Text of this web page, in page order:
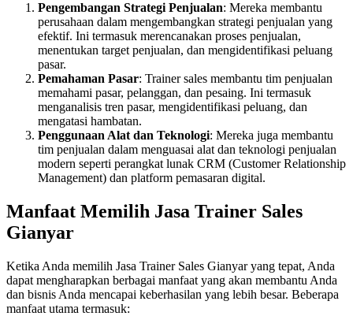
Pengembangan Strategi Penjualan: Mereka membantu
perusahaan dalam mengembangkan strategi penjualan yang
efektif. Ini termasuk merencanakan proses penjualan,
menentukan target penjualan, dan mengidentifikasi peluang
pasar.
Pemahaman Pasar: Trainer sales membantu tim penjualan
memahami pasar, pelanggan, dan pesaing. Ini termasuk
menganalisis tren pasar, mengidentifikasi peluang, dan
mengatasi hambatan.
Penggunaan Alat dan Teknologi: Mereka juga membantu
tim penjualan dalam menguasai alat dan teknologi penjualan
modern seperti perangkat lunak CRM (Customer Relationship
Management) dan platform pemasaran digital.
Manfaat Memilih Jasa Trainer Sales
Gianyar
Ketika Anda memilih Jasa Trainer Sales Gianyar yang tepat, Anda
dapat mengharapkan berbagai manfaat yang akan membantu Anda
dan bisnis Anda mencapai keberhasilan yang lebih besar. Beberapa
manfaat utama termasuk: